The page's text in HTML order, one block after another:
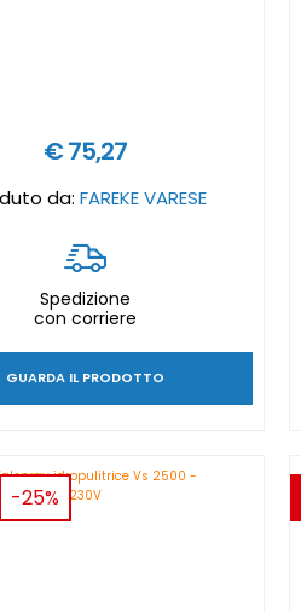
€ 75,27
da:FAREKE VARESE
Spedizione
con corriere
GUARDA IL PRODOTTO
-25%